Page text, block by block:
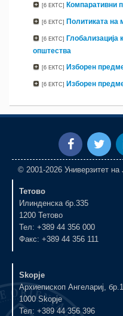
[6 ЕКТС] Компаративни
[6 ЕКТС] Политиката на
[6 ЕКТС]
општества
[6 ЕКТС] Изборен
[6 ЕКТС] Изборен
© 2001-2026 Универзитет на
Тетово
Илинденска бр.335
1200 Тетово
Тел: +389 44 356 000
Факс: +389 44 356 111
Skopje
Архиепископ Ангелариј, бр.1
1000 Skopje
Тел: +389 44 356 396